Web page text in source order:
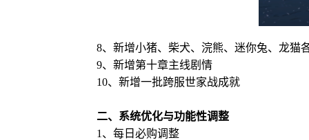
8、新增小猪、柴犬、浣熊、迷你兔、龙猫
9、新增第十章主线剧情
10、新增一批跨服世家战成就
二、系统优化与功能性调整
1、每日必购调整